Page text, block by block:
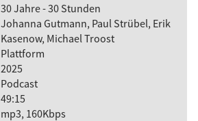
30 Jahre - 30 Stunden
Johanna Gutmann, Paul Strübel, Erik
Kasenow, Michael Troost
Plattform
2025
Podcast
49:15
mp3, 160Kbps